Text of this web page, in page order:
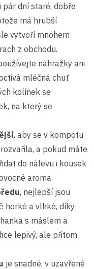
dní staré, dobře
má hrubší
vytvoří mnohem
z obchodu.
náhražky ani
mléčná chuť
kolínek se
na který se
, aby se v kompotu
a pokud máte
do nálevu i kousek
aroma.
, nejlepší jsou
horké a vlhké, díky
s máslem a
lepivý, ale přitom
je snadné, v uzavřené